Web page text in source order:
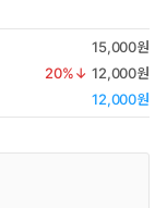
15,000원
20%↓ 12,000원
12,000원